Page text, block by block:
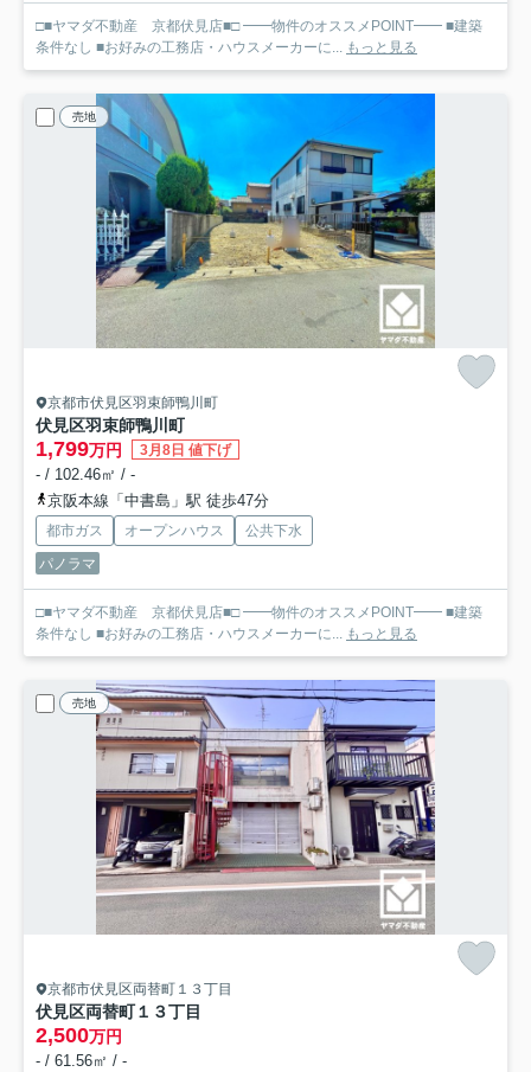
□■ヤマダ不動産 京都伏見店■□ ━━物件のオススメPOINT━━ ■建築
条件なし ■お好みの工務店・ハウスメーカーに... もっと見る
売地
京都市伏見区羽束師鴨川町
伏見区羽束師鴨川町
1,799万円 3月8日 値下げ
- / 102.46㎡ / -
京阪本線「中書島」駅 徒歩47分
都市ガス オープンハウス
公共下水
パノラマ
□■ヤマダ不動産 京都伏見店■□ ━━物件のオススメPOINT━━ ■建築
条件なし ■お好みの工務店・ハウスメーカーに... もっと見る
売地
京都市伏見区両替町１３丁目
伏見区両替町１３丁目
2,500万円
- / 61.56㎡ / -